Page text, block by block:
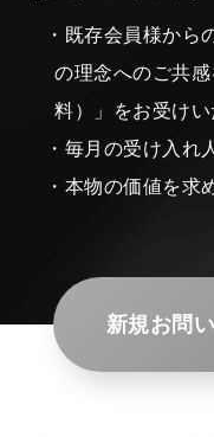
・既存会員様か
の理念へのご共
料）」をお受けい
・毎月の受け入れ
・本物の価値を
新規お問